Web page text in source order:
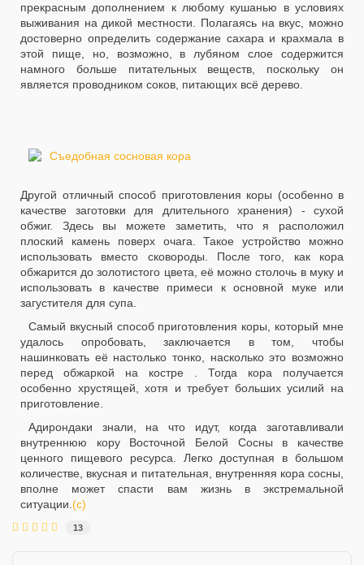
прекрасным дополнением к любому кушанью в условиях
выживания на дикой местности. Полагаясь на вкус, можно
достоверно определить содержание сахара и крахмала в
этой пище, но, возможно, в лубяном слое содержится
намного больше питательных веществ, поскольку он
является проводником соков, питающих всё дерево.
Другой отличный способ приготовления коры (особенно в
качестве заготовки для длительного хранения) - сухой
обжиг. Здесь вы можете заметить, что я расположил
плоский камень поверх очага. Такое устройство можно
использовать вместо сковороды. После того, как кора
обжарится до золотистого цвета, её можно столочь в муку и
использовать в качестве примеси к основной муке или
загустителя для супа.
Самый вкусный способ приготовления коры, который мне
удалось опробовать, заключается в том, чтобы
нашинковать её настолько тонко, насколько это возможно
перед обжаркой на костре . Тогда кора получается
особенно хрустящей, хотя и требует больших усилий на
приготовление.
Адирондаки знали, на что идут, когда заготавливали
внутреннюю кору Восточной Белой Сосны в качестве
ценного пищевого ресурса. Легко доступная в большом
количестве, вкусная и питательная, внутренняя кора сосны,
вполне может спасти вам жизнь в экстремальной
ситуации. (с)
13